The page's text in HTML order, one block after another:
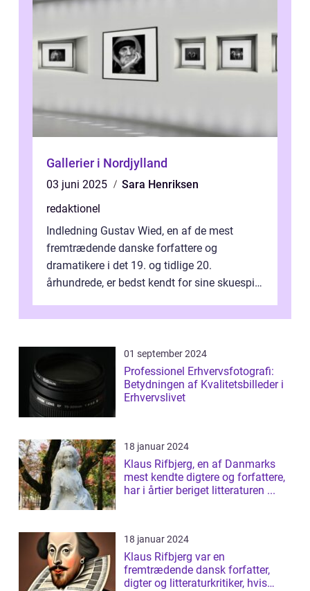
Gallerier i Nordjylland
03 juni 2025
Sara Henriksen
redaktionel
Indledning Gustav Wied, en af de mest
fremtrædende danske forfattere og
dramatikere i det 19. og tidlige 20.
århundrede, er bedst kendt for sine skuespil.
af...
01 september 2024
Professionel Erhvervsfotografi:
Betydningen af Kvalitetsbilleder i
Erhvervslivet
18 januar 2024
Klaus Rifbjerg, en af Danmarks
mest kendte digtere og forfattere,
har i årtier beriget litteraturen ...
18 januar 2024
Klaus Rifbjerg var en
fremtrædende dansk forfatter,
digter og litteraturkritiker, hvis